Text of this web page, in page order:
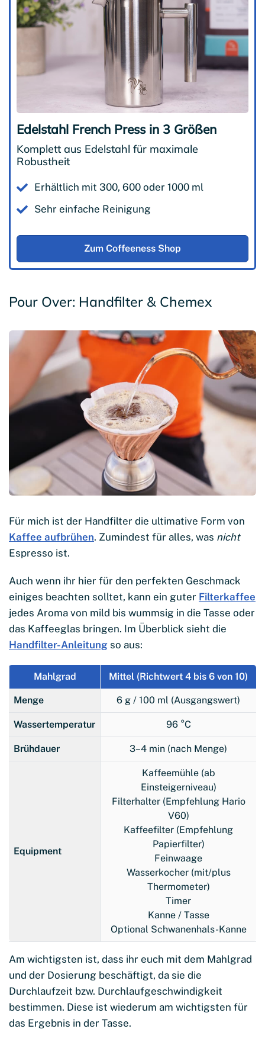
Edelstahl French Press in 3 Größen
Komplett aus Edelstahl für maximale
Robustheit
Erhältlich mit 300, 600 oder 1000 ml
Sehr einfache Reinigung
Zum Coffeeness Shop
Pour Over: Handfilter & Chemex
Für mich ist der Handfilter die ultimative Form von
Kaffee aufbrühen. Zumindest für alles, was nicht
Espresso ist.
Auch wenn ihr hier für den perfekten Geschmack
einiges beachten solltet, kann ein guter Filterkaffee
jedes Aroma von mild bis wummsig in die Tasse oder
das Kaffeeglas bringen. Im Überblick sieht die
Handfilter-Anleitung so aus:
Mahlgrad Mittel (Richtwert 4 bis 6 von 10)
Menge 6 g / 100 ml (Ausgangswert)
Wassertemperatur 96 °C
Brühdauer 3–4 min (nach Menge)
Equipment
Kaffeemühle (ab
Einsteigerniveau)
Filterhalter (Empfehlung Hario
V60)
Kaffeefilter (Empfehlung
Papierfilter)
Feinwaage
Wasserkocher (mit/plus
Thermometer)
Timer
Kanne / Tasse
Optional Schwanenhals-Kanne
Am wichtigsten ist, dass ihr euch mit dem Mahlgrad
und der Dosierung beschäftigt, da sie die
Durchlaufzeit bzw. Durchlaufgeschwindigkeit
bestimmen. Diese ist wiederum am wichtigsten für
das Ergebnis in der Tasse.